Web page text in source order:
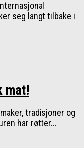
seg langt tilbake i
mat!
tradisjoner og
har røtter...